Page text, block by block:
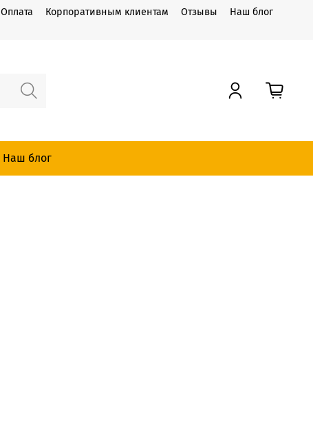
Оплата Корпоративным клиентам Отзывы Наш блог
Наш блог